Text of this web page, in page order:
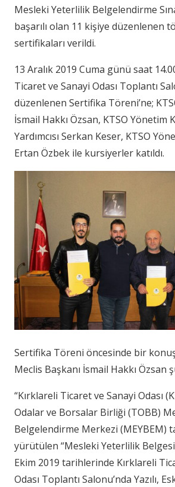
Mesleki Yeterlilik Belgelendirme
başarılı olan 11 kişiye düzenlenen
sertifikaları verildi.
13 Aralık 2019 Cuma günü saat
Ticaret ve Sanayi Odası Toplantı
düzenlenen Sertifika Töreni’ne;
İsmail Hakkı Özsan, KTSO Yönetim
Yardımcısı Serkan Keser, KTSO
Ertan Özbek ile kursiyerler katıldı.
Sertifika Töreni öncesinde bir
Meclis Başkanı İsmail Hakkı Özsan
“Kırklareli Ticaret ve Sanayi Odası
Odalar ve Borsalar Birliği (TOBB)
Belgelendirme Merkezi (MEYBEM)
yürütülen “Mesleki Yeterlilik Belgesi
Ekim 2019 tarihlerinde Kırklareli
Odası Toplantı Salonu’nda Yazılı,